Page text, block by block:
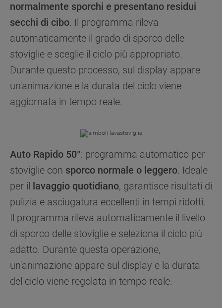
normalmente sporchi e presentano residui
secchi di cibo. Il programma rileva
automaticamente il grado di sporco delle
stoviglie e sceglie il ciclo più appropriato.
Durante questo processo, sul display appare
un'animazione e la durata del ciclo viene
aggiornata in tempo reale.
Auto Rapido 50°: programma automatico per
stoviglie con sporco normale o leggero. Ideale
per il lavaggio quotidiano, garantisce risultati di
pulizia e asciugatura eccellenti in tempi ridotti.
Il programma rileva automaticamente il livello
di sporco delle stoviglie e seleziona il ciclo più
adatto. Durante questa operazione,
un'animazione appare sul display e la durata
del ciclo viene regolata in tempo reale.